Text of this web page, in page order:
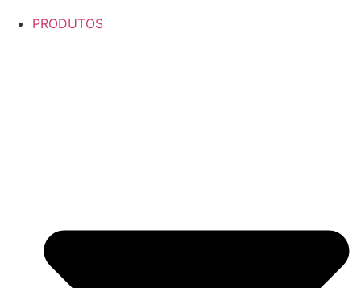
PRODUTOS